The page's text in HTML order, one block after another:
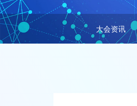
大会资讯